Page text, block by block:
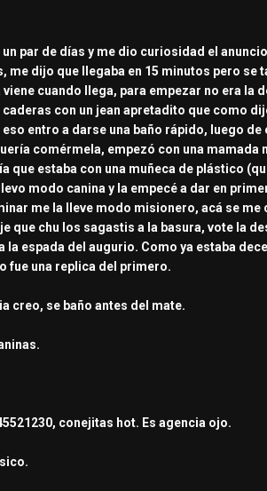
un par de días y me dio curiosidad el
me dijo que llegaba en 15 minutos pero
cuando llega, para empezar no era
con un jean apretadito que como
entro a darse una baño rápido, luego
comérmela, empezó con una
que estaba con una muñeca de plástico
modo canina y la empecé a dar en
me la lleve modo misionero, acá se
que chu los sagastis a la basura, vote la
la espada del augurio. Como ya estaba
fue una replica del primero.
creo, se baño antes del mate.
conejitas hot. Es agencia ojo.